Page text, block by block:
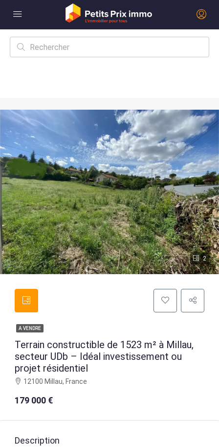
2
A VENDRE
Terrain constructible de 1523 m² à Millau,
secteur UDb – Idéal investissement ou
projet résidentiel
12100 Millau, France
179 000 €
Description